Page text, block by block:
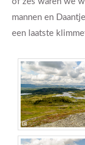
mannen en
een laatste